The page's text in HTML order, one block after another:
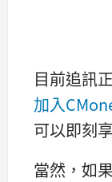
目前追訊
加入
可以即刻
當然，如